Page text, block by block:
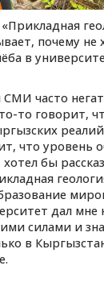
почему не
в
СМИ часто
то говорит,
что уровень
бы
дал мне
силами и
в